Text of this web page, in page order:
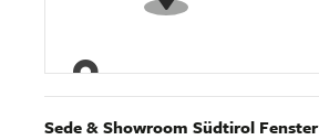
Sede & Showroom Südtirol Fenster